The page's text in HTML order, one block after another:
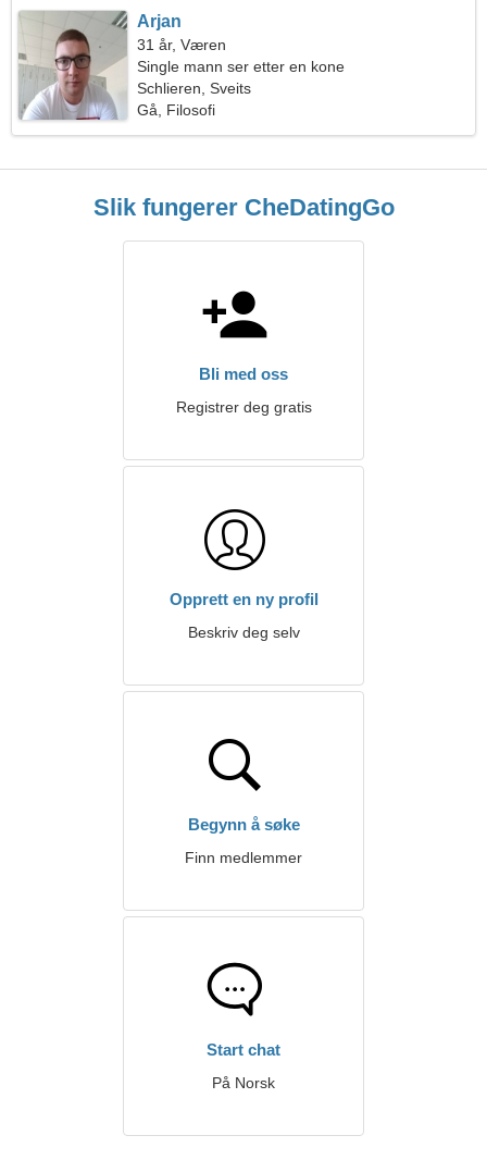
Arjan
31 år, Væren
Single mann ser etter en kone
Schlieren, Sveits
Gå, Filosofi
Slik fungerer CheDatingGo
Bli med oss
Registrer deg gratis
Opprett en ny profil
Beskriv deg selv
Begynn å søke
Finn medlemmer
Start chat
På Norsk